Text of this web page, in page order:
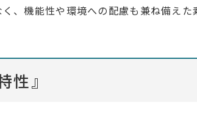
、機能性や環境への配慮も兼ね備え
性』